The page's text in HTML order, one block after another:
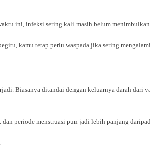
ini, infeksi sering kali masih belum
kamu tetap perlu waspada jika sering
Biasanya ditandai dengan keluarnya darah dari
periode menstruasi pun jadi lebih panjang